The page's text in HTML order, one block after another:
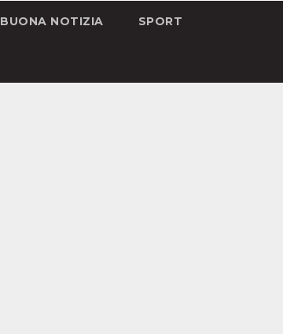
BUONA NOTIZIA SPORT